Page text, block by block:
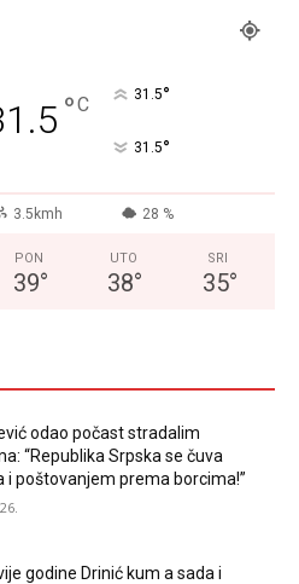
°C 31.5°
31.5°
3.5kmh 28 %
PON
39°
UTO
38°
SRI
35°
odao počast stradalim
“Republika Srpska se čuva
i poštovanjem prema borcima!”
godine Drinić kum a sada i